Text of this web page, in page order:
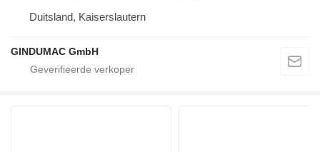
Duitsland, Kaiserslautern
GINDUMAC GmbH